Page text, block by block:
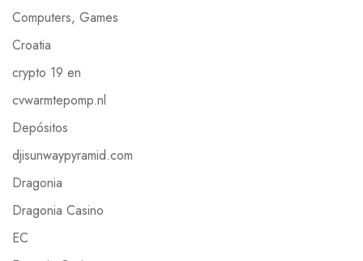
Computers, Games
Croatia
crypto 19 en
cvwarmtepomp.nl
Depósitos
djisunwaypyramid.com
Dragonia
Dragonia Casino
EC